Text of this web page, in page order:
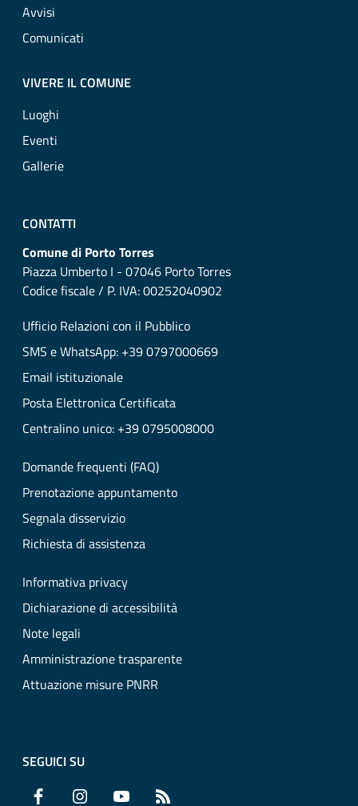
Avvisi
Comunicati
VIVERE IL COMUNE
Luoghi
Eventi
Gallerie
CONTATTI
Comune di Porto Torres
Piazza Umberto I - 07046 Porto Torres
Codice fiscale / P. IVA: 00252040902
Ufficio Relazioni con il Pubblico
SMS e WhatsApp: +39 0797000669
Email istituzionale
Posta Elettronica Certificata
Centralino unico: +39 0795008000
Domande frequenti (FAQ)
Prenotazione appuntamento
Segnala disservizio
Richiesta di assistenza
Informativa privacy
Dichiarazione di accessibilità
Note legali
Amministrazione trasparente
Attuazione misure PNRR
SEGUICI SU
Facebook Instagram YouTube